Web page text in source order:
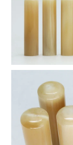
のお手入れを心が